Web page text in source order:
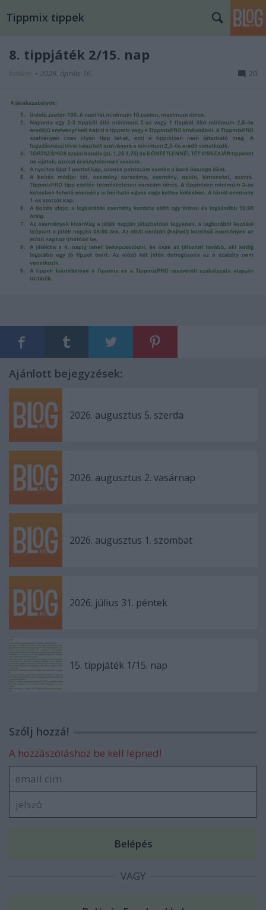
Tippmix tippek
8. tippjáték 2/15. nap
bakker. • 2026. április 16. 20
Ajánlott bejegyzések:
2026. augusztus 5. szerda
2026. augusztus 2. vasárnap
2026. augusztus 1. szombat
2026. július 31. péntek
15. tippjáték 1/15. nap
Szólj hozzá!
A hozzászóláshoz be kell lépned!
VAGY